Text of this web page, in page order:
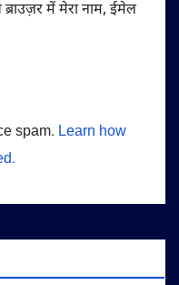
में मेरा नाम, ईमेल
spam. Learn how